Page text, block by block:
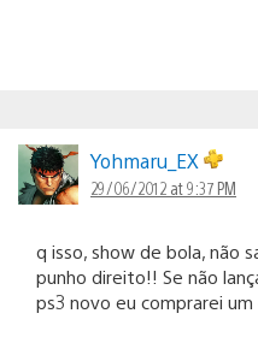
Yohmaru_EX
29/06/2012 at 9:37 PM
q isso, show de bola, não
punho direito!! Se não
ps3 novo eu comprarei